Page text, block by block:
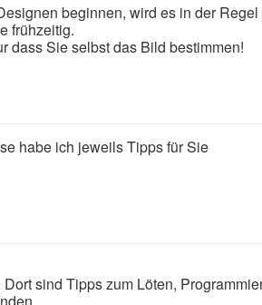
beginnen, wird es in der Regel
frühzeitig.
dass Sie selbst das Bild bestimmen!
habe ich jeweils Tipps für Sie
Dort sind Tipps zum Löten,